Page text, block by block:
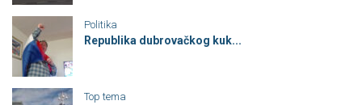
Politika
Republika dubrovačkog kuk...
Top tema